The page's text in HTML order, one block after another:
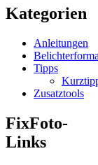
Kategorien
Anleitungen
Tipps
Zusatztools
FixFoto-
Links